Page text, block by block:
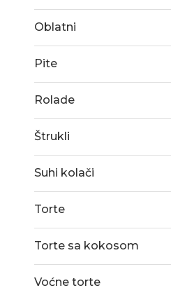
Oblatni
Pite
Rolade
Štrukli
Suhi kolači
Torte
Torte sa kokosom
Voćne torte